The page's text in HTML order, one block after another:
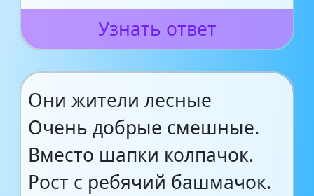
Узнать ответ
Они жители лесные
Очень добрые смешные.
Вместо шапки колпачок.
Рост с ребячий башмачок.